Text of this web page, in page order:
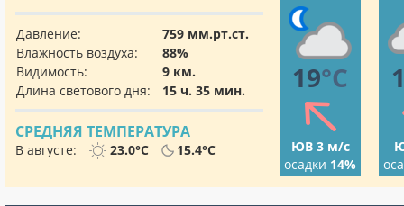
Давление:
759 мм.рт.ст.
Влажность воздуха:
88%
Видимость:
9 км.
Длина светового дня:
15 ч. 35 мин.
СРЕДНЯЯ ТЕМПЕРАТУРА
В августе: 23.0°C 15.4°C
19°C
ЮВ 3 м/с
осадки 14%